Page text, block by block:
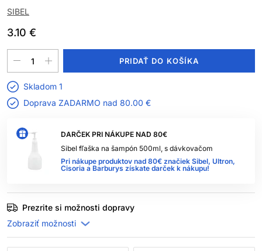
SIBEL
3.10 €
DARČEK PRI NÁKUPE NAD 80€
Sibel fľaška na šampón 500ml, s dávkovačom
Pri nákupe produktov nad 80€ značiek Sibel, Ultron,
Cisoria a Barburys získate darček k nákupu!
PRIDAŤ DO KOŠÍKA
Skladom 1
Doprava ZADARMO nad 80.00 €
Prezrite si možnosti dopravy